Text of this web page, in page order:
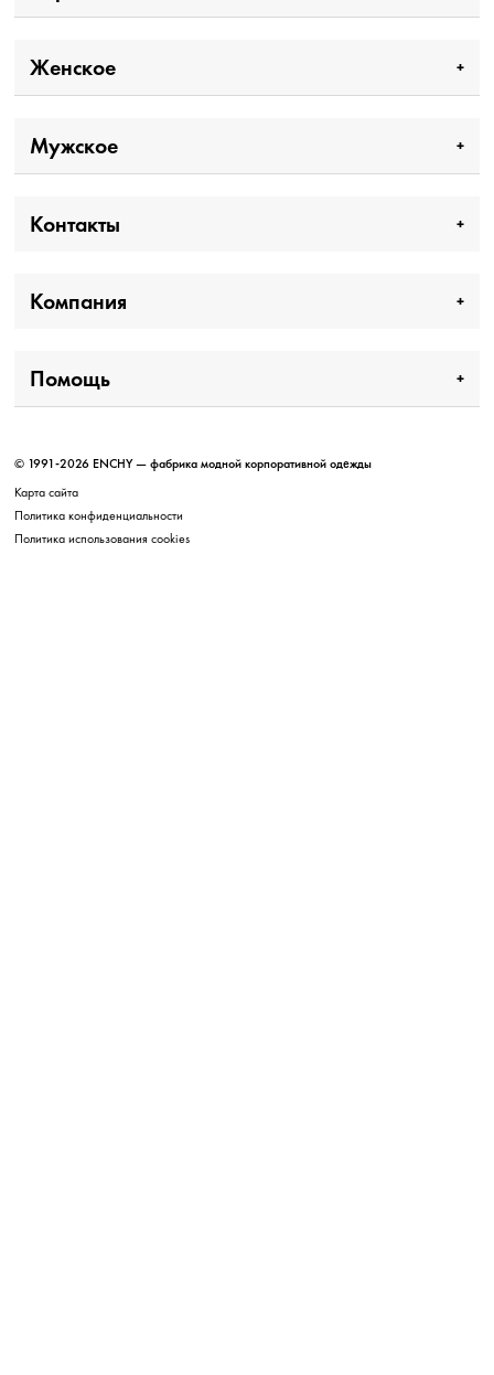
Женское
Мужское
Контакты
Компания
Помощь
© 1991-2026 ENCHY — фабрика модной корпоративной одежды
Карта сайта
Политика конфиденциальности
Политика использования cookies